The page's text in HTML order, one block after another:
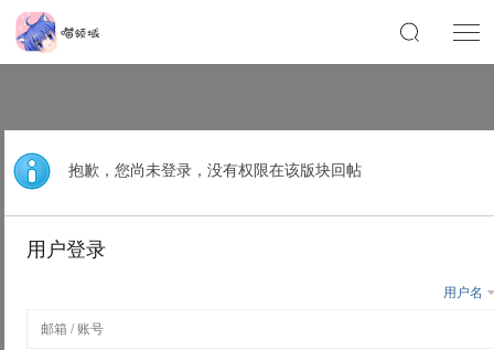
抱歉，您尚未登录，没有权限在该版块回帖
用户登录
用户名